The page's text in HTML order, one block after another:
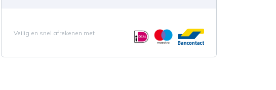
Veilig en snel afrekenen met